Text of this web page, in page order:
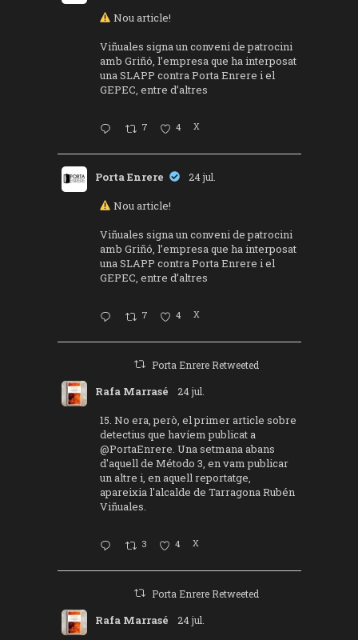
Nou article!
Viñuales signa un conveni de patrocini
amb Griñó, l’empresa que ha interposat
una SLAPP contra Porta Enrere i el
GEPEC, entre d’altres
7 4 X
Porta Enrere 24 jul.
Nou article!
Viñuales signa un conveni de patrocini
amb Griñó, l’empresa que ha interposat
una SLAPP contra Porta Enrere i el
GEPEC, entre d’altres
7 4 X
Porta Enrere Retweeted
Rafa Marrasé 24 jul.
15. No era, però, el primer article sobre
detectius que havíem publicat a
@PortaEnrere. Una setmana abans
d'aquell de Método 3, en vam publicar
un altre i, en aquell reportatge,
apareixia l'alcalde de Tarragona Rubén
Viñuales.
3 4 X
Porta Enrere Retweeted
Rafa Marrasé 24 jul.